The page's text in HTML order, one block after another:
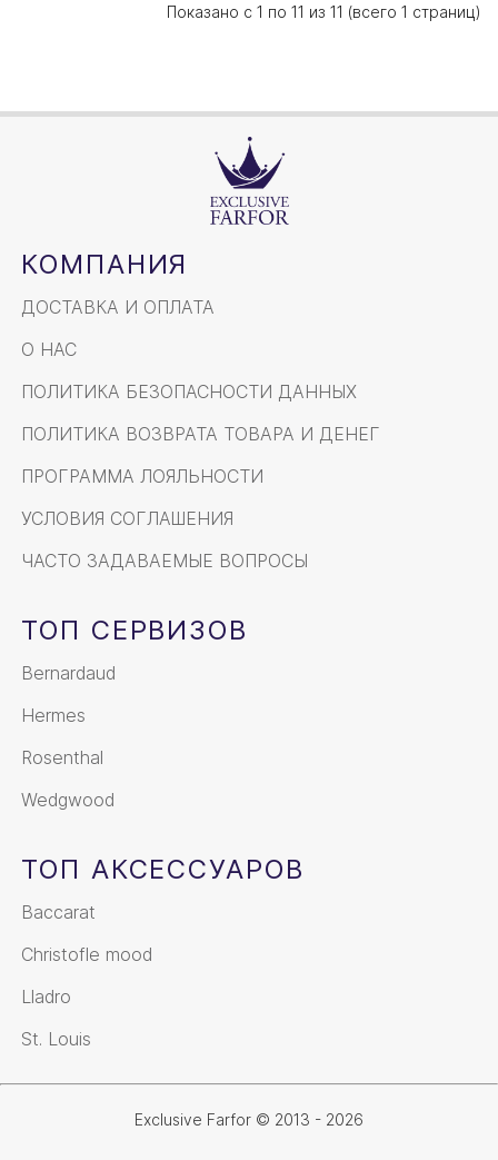
Показано с 1 по 11 из 11 (всего 1 страниц)
КОМПАНИЯ
ДОСТАВКА И ОПЛАТА
О НАС
ПОЛИТИКА БЕЗОПАСНОСТИ ДАННЫХ
ПОЛИТИКА ВОЗВРАТА ТОВАРА И ДЕНЕГ
ПРОГРАММА ЛОЯЛЬНОСТИ
УСЛОВИЯ СОГЛАШЕНИЯ
ЧАСТО ЗАДАВАЕМЫЕ ВОПРОСЫ
ТОП СЕРВИЗОВ
Bernardaud
Hermes
Rosenthal
Wedgwood
ТОП АКСЕССУАРОВ
Baccarat
Christofle mood
Lladro
St. Louis
Exclusive Farfor © 2013 - 2026